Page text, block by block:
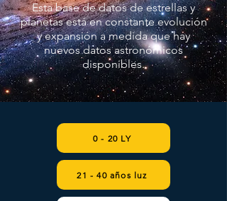
Esta base de datos de estrellas y
planetas está en constante evolución
y expansión a medida que hay
nuevos datos astronómicos
disponibles.
0 - 20 LY
21 - 40 años luz